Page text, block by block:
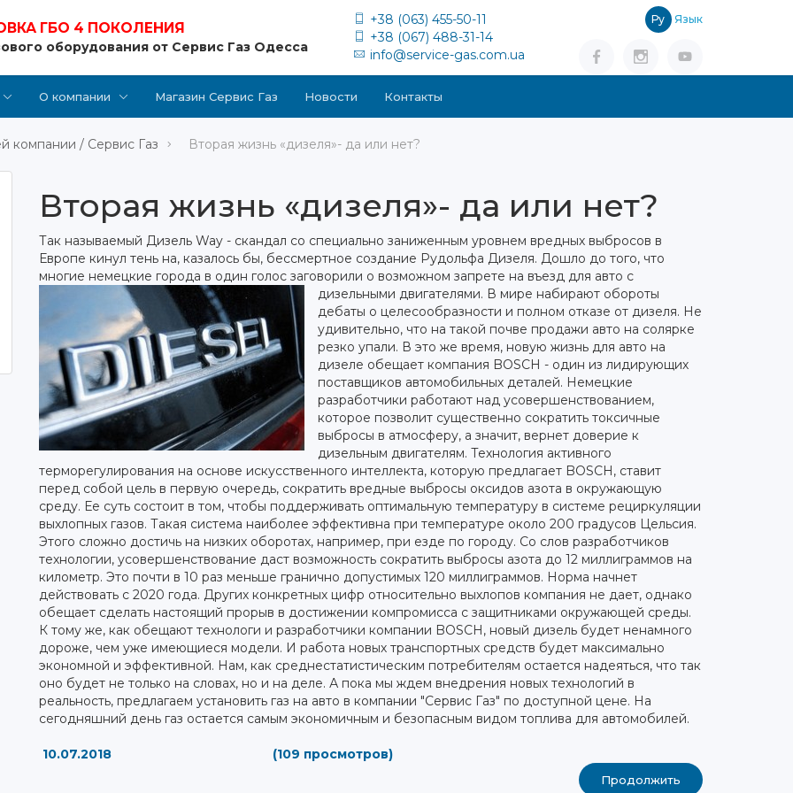
ГБО 4 ПОКОЛЕНИЯ
оборудования от Сервис Газ Одесса
+38 (063) 455-50-11
+38 (067) 488-31-14
info@service-gas.com.ua
Ру Язык
О компании Магазин Сервис Газ Новости Контакты
компании / Сервис Газ Вторая жизнь «дизеля»- да или нет?
Вторая жизнь «дизеля»- да или нет?
Так называемый Дизель Way - скандал со специально заниженным уровнем вредных выбросов в
Европе кинул тень на, казалось бы, бессмертное создание Рудольфа Дизеля. Дошло до того, что
многие немецкие города в один голос заговорили о возможном запрете на въезд для авто с
дизельными двигателями. В мире набирают обороты
дебаты о целесообразности и полном отказе от дизеля. Не
удивительно, что на такой почве продажи авто на солярке
резко упали. В это же время, новую жизнь для авто на
дизеле обещает компания BOSCH - один из лидирующих
поставщиков автомобильных деталей. Немецкие
разработчики работают над усовершенствованием,
которое позволит существенно сократить токсичные
выбросы в атмосферу, а значит, вернет доверие к
дизельным двигателям. Технология активного
терморегулирования на основе искусственного интеллекта, которую предлагает BOSCH, ставит
перед собой цель в первую очередь, сократить вредные выбросы оксидов азота в окружающую
среду. Ее суть состоит в том, чтобы поддерживать оптимальную температуру в системе рециркуляции
выхлопных газов. Такая система наиболее эффективна при температуре около 200 градусов Цельсия.
Этого сложно достичь на низких оборотах, например, при езде по городу. Со слов разработчиков
технологии, усовершенствование даст возможность сократить выбросы азота до 12 миллиграммов на
километр. Это почти в 10 раз меньше гранично допустимых 120 миллиграммов. Норма начнет
действовать с 2020 года. Других конкретных цифр относительно выхлопов компания не дает, однако
обещает сделать настоящий прорыв в достижении компромисса с защитниками окружающей среды.
К тому же, как обещают технологи и разработчики компании BOSCH, новый дизель будет ненамного
дороже, чем уже имеющиеся модели. И работа новых транспортных средств будет максимально
экономной и эффективной. Нам, как среднестатистическим потребителям остается надеяться, что так
оно будет не только на словах, но и на деле. А пока мы ждем внедрения новых технологий в
реальность, предлагаем установить газ на авто в компании "Сервис Газ" по доступной цене. На
сегодняшний день газ остается самым экономичным и безопасным видом топлива для автомобилей.
10.07.2018 (109 просмотров)
Продолжить